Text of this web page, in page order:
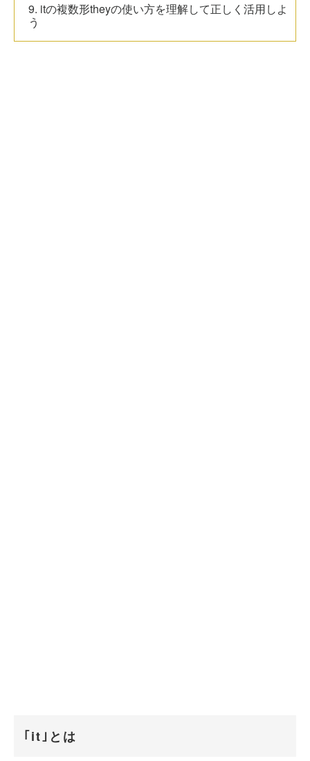
9. itの複数形theyの使い方を理解して正しく活用しよ
う
｢it｣とは